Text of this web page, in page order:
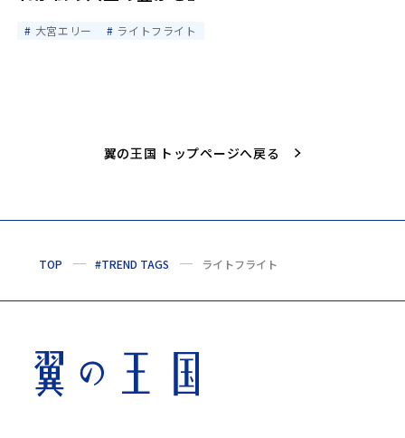
大宮エリー ライトフライト
翼の王国 トップページへ戻る
TOP #TREND TAGS ライトフライト